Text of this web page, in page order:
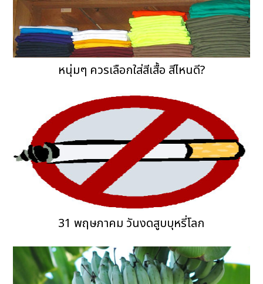
หนุ่มๆ ควรเลือกใส่สีเสื้อ สีไหนดี?
31 พฤษภาคม วันงดสูบบุหรี่โลก